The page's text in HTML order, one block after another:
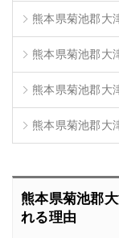
熊本県菊池郡大
熊本県菊池郡大
熊本県菊池郡大
熊本県菊池郡大
熊本県菊池郡
れる理由